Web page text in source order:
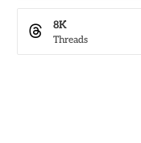
Threads
8K